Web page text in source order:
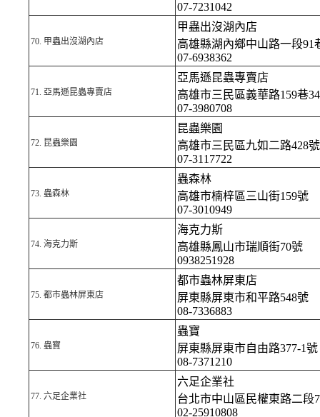
07-7231042
70. 甲蟲出沒湖內店
甲蟲出沒湖內店
高雄縣湖內鄉中山路一段91
07-6938362
71. 亞馬遜昆蟲專賣店
亞馬遜昆蟲專賣店
高雄市三民區義華路159巷
07-3980708
72. 昆蟲樂園
昆蟲樂園
高雄市三民區九如二路428號
07-3117722
73. 蟲森林
蟲森林
高雄市楠梓區三山街159號
07-3010949
74. 海克力斯
海克力斯
高雄縣鳳山市瑞順街70號
0938251928
75. 都市蟲林屏東店
都市蟲林屏東店
屏東縣屏東市和平路548號
08-7336883
76. 蟲寶
蟲寶
屏東縣屏東市自由路377-1號
08-7371210
77. 六足企業社
六足企業社
台北市中山區民權東路二段
02-25910808